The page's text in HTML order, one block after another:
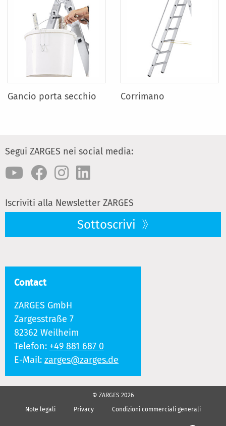
Gancio porta secchio Corrimano
Segui ZARGES nei social media:
Iscriviti alla Newsletter ZARGES
Sottoscrivi
Contact
ZARGES GmbH
Zargesstraße 7
82362 Weilheim
Telefon: +49 881 687 0
E-Mail: zarges@zarges.de
© ZARGES 2026
Note legali
Privacy Condizioni commerciali generali